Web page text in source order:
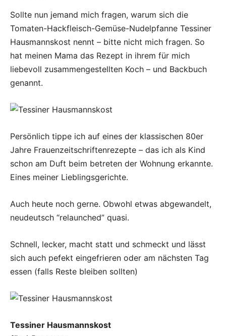
Sollte nun jemand mich fragen, warum sich die
Tomaten-Hackfleisch-Gemüse-Nudelpfanne Tessiner
Hausmannskost nennt – bitte nicht mich fragen. So
hat meinen Mama das Rezept in ihrem für mich
liebevoll zusammengestellten Koch – und Backbuch
genannt.
Persönlich tippe ich auf eines der klassischen 80er
Jahre Frauenzeitschriftenrezepte – das ich als Kind
schon am Duft beim betreten der Wohnung erkannte.
Eines meiner Lieblingsgerichte.
Auch heute noch gerne. Obwohl etwas abgewandelt,
neudeutsch “relaunched” quasi.
Schnell, lecker, macht statt und schmeckt und lässt
sich auch pefekt eingefrieren oder am nächsten Tag
essen (falls Reste bleiben sollten)
Tessiner Hausmannskost